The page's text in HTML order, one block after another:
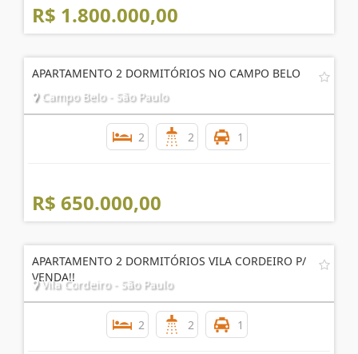
R$ 1.800.000,00
APARTAMENTO 2 DORMITÓRIOS NO CAMPO BELO
Campo Belo - São Paulo
2 2 1
R$ 650.000,00
APARTAMENTO 2 DORMITÓRIOS VILA CORDEIRO P/
VENDA!!
Vila Cordeiro - São Paulo
2 2 1